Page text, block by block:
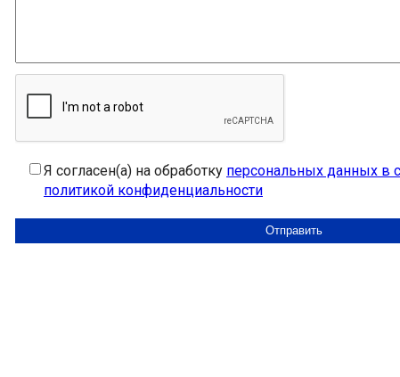
Я согласен(а) на обработку персональных данных в
политикой конфиденциальности